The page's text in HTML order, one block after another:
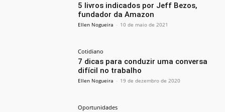
5 livros indicados por Jeff Bezos,
fundador da Amazon
Ellen Nogueira - 10 de maio de 2021
Cotidiano
7 dicas para conduzir uma conversa
difícil no trabalho
Ellen Nogueira - 19 de dezembro de 2020
Oportunidades